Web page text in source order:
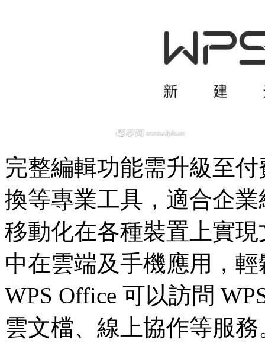
完整編輯功能需升級至
換等專業工具，適合企
移動化在各種裝置上實
中在雲端及手機應用，
WPS Office 可以訪問
雲文檔、線上協作等服